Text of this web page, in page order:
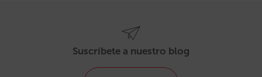
Suscríbete a nuestro blog